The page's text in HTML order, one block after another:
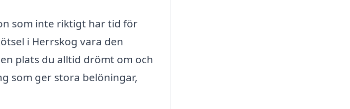
som inte riktigt har tid för
i Herrskog vara den
plats du alltid drömt om och
som ger stora belöningar,